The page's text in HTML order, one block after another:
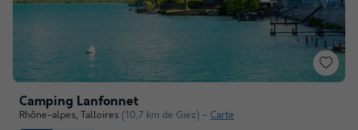
Camping Lanfonnet
Rhône-alpes, Talloires (10,7 km de Giez) Carte